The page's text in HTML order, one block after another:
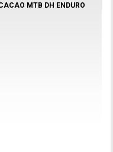
MTB DH ENDURO